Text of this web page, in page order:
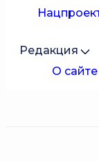
Редакция
О сайте